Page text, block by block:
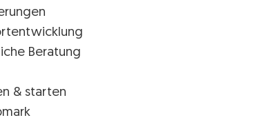
Beratung
& starten